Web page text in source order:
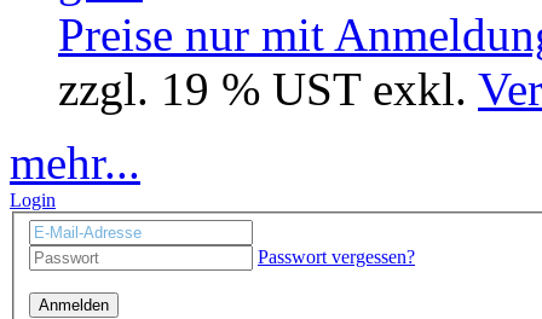
Preise nur mit
zzgl. 19 % UST exkl.
mehr...
Login
Passwort vergessen?
Anmelden